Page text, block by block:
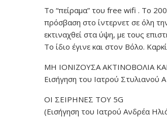
Το “πείραμα” του free wifi . Το
πρόσβαση στο ίντερνετ σε όλη
εκτιναχθεί στα ύψη, με τους
To ίδιο έγινε και στον Βόλο.
ΜΗ ΙΟΝΙΖΟΥΣΑ ΑΚΤΙΝΟΒΟΛΙΑ
Εισήγηση του Ιατρού Στυλιανού
ΟΙ ΣΕΙΡΗΝΕΣ ΤΟΥ 5G
(Εισήγηση του Ιατρού Ανδρέα